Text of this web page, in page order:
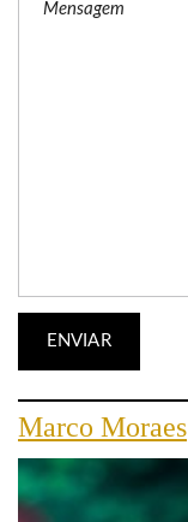
Marco Moraes